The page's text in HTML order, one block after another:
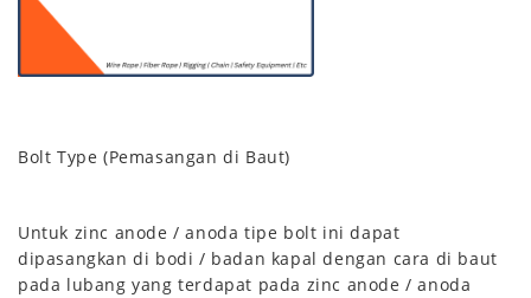
Bolt Type (Pemasangan di Baut)
Untuk zinc anode / anoda tipe bolt ini dapat
dipasangkan di bodi / badan kapal dengan cara di baut
pada lubang yang terdapat pada zinc anode / anoda